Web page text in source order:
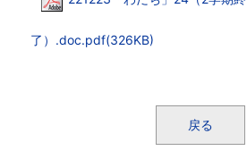
了）.doc.pdf(326KB)
戻る